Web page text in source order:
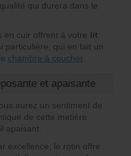
qui durera dans le
en cuir offrent à votre lit
particulière, qui en fait un
chambre à coucher
et apaisante
aurez un sentiment de
de cette matière
apaisant.
excellence, le rotin offre